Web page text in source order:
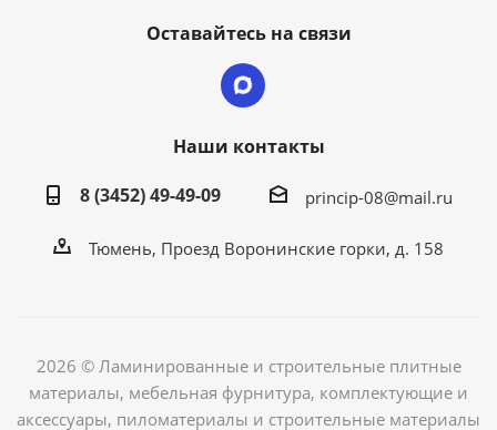
Оставайтесь на связи
Наши контакты
8 (3452) 49-49-09
princip-08@mail.ru
Тюмень, Проезд Воронинские горки, д. 158
2026 © Ламинированные и строительные плитные
материалы, мебельная фурнитура, комплектующие и
аксессуары, пиломатериалы и строительные материалы